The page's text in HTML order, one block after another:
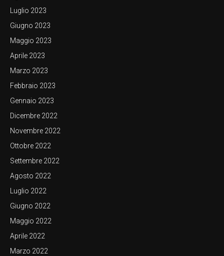
Luglio 2023
Giugno 2023
Maggio 2023
Aprile 2023
Marzo 2023
Febbraio 2023
Gennaio 2023
Dicembre 2022
Novembre 2022
Ottobre 2022
Settembre 2022
Agosto 2022
Luglio 2022
Giugno 2022
Maggio 2022
Aprile 2022
Marzo 2022